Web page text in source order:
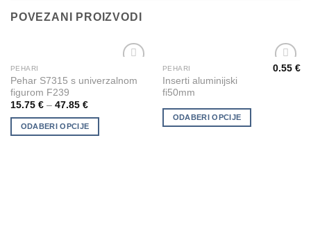
POVEZANI PROIZVODI
Wishlist
PEHARI
Pehar S7315 s univerzalnom
figurom F239
15.75 €– 47.85 €
ODABERI OPCIJE
This
product
has
variants.
PEHARI
Inserti aluminijski
fi50mm
0.55€
ODABERI OPCIJE
This
product
multiple
variants.